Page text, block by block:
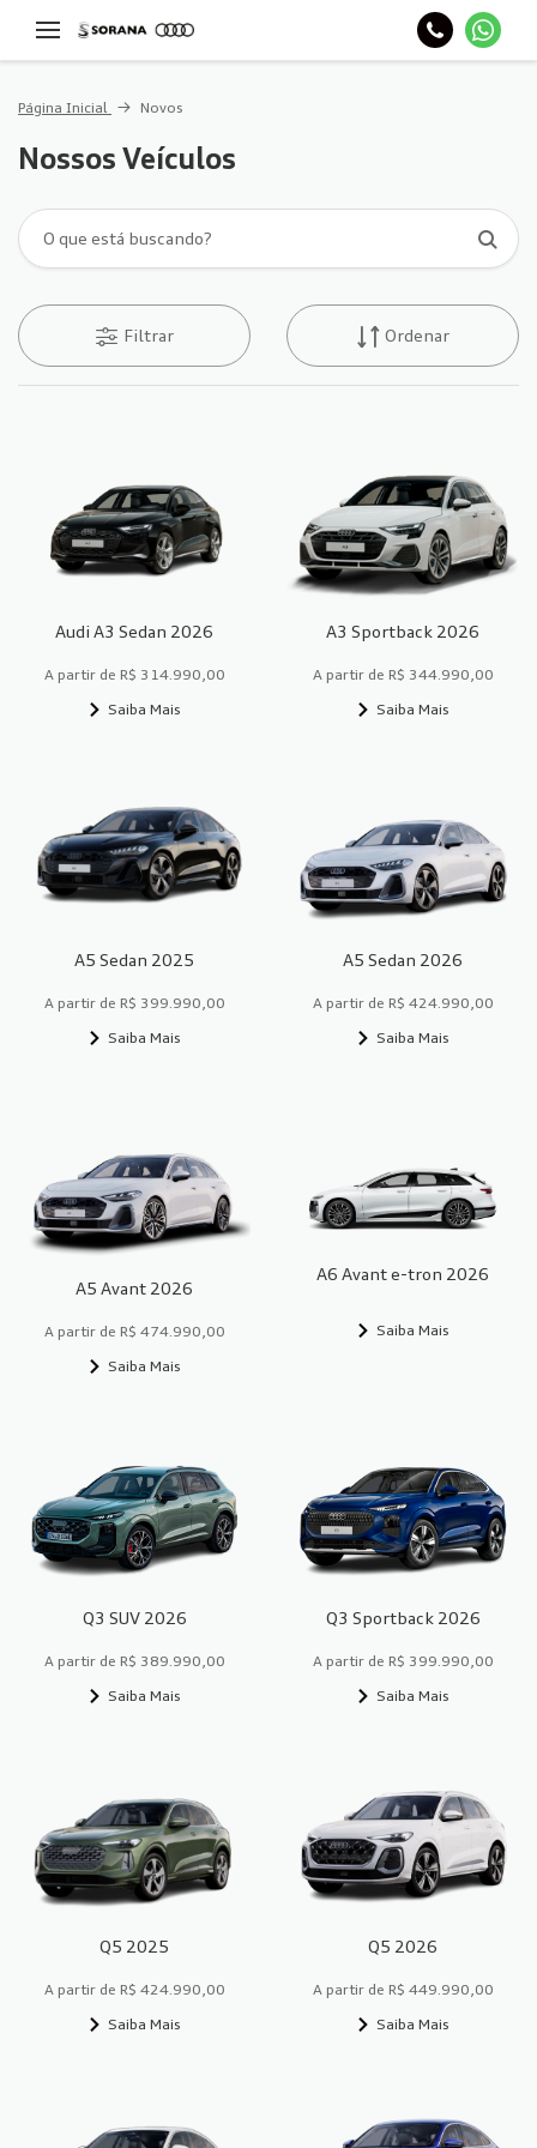
Página Inicial Novos
Nossos Veículos
Filtrar Ordenar
Audi A3 Sedan 2026
A partir de R$ 314.990,00
Saiba Mais
A3 Sportback 2026
A partir de R$ 344.990,00
Saiba Mais
A5 Sedan 2025
A partir de R$ 399.990,00
Saiba Mais
A5 Sedan 2026
A partir de R$ 424.990,00
Saiba Mais
A5 Avant 2026
A partir de R$ 474.990,00
Saiba Mais
A6 Avant e-tron 2026
Saiba Mais
Q3 SUV 2026
A partir de R$ 389.990,00
Saiba Mais
Q3 Sportback 2026
A partir de R$ 399.990,00
Saiba Mais
Q5 2025
A partir de R$ 424.990,00
Saiba Mais
Q5 2026
A partir de R$ 449.990,00
Saiba Mais